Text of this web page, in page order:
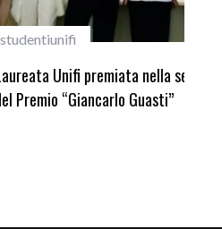
nella settima edizione
Guasti”